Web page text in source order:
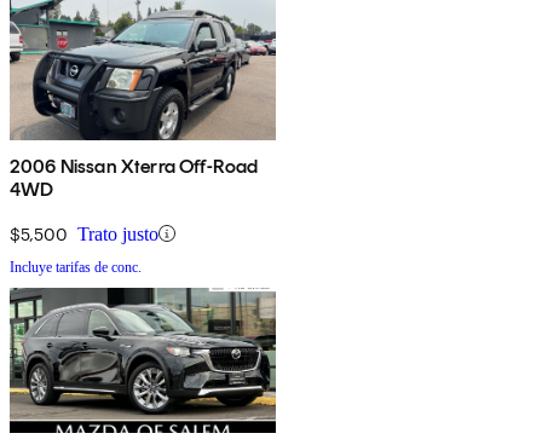
2006 Nissan Xterra Off-Road
4WD
$5,500 Trato justo
Incluye tarifas de conc.